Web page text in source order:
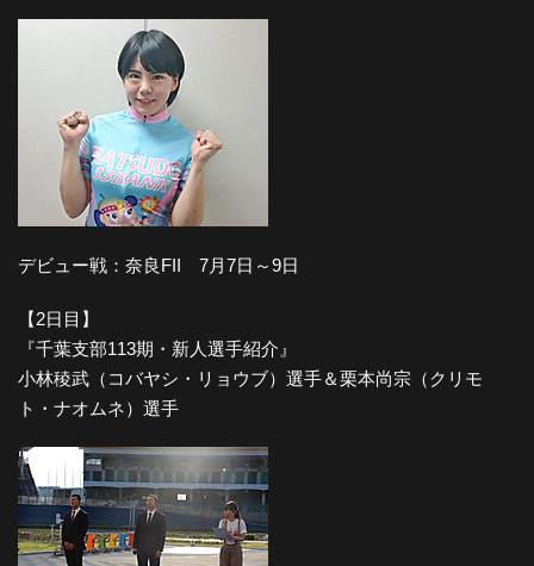
デビュー戦：奈良FII 7月7日～9日
【2日目】
『千葉支部113期・新人選手紹介』
小林稜武（コバヤシ・リョウブ）選手＆栗本尚宗（クリモ
ト・ナオムネ）選手